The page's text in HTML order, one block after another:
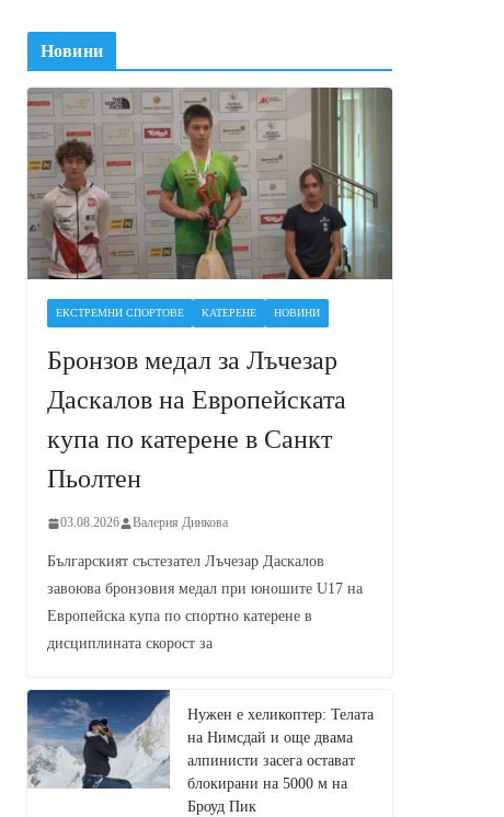
Новини
ЕКСТРЕМНИ СПОРТОВЕ КАТЕРЕНЕ НОВИНИ
Бронзов медал за Лъчезар
Даскалов на Европейската
купа по катерене в Санкт
Пьолтен
03.08.2026 Валерия Динкова
Българският състезател Лъчезар Даскалов
завоюва бронзовия медал при юношите U17 на
Европейска купа по спортно катерене в
дисциплината скорост за
Нужен е хеликоптер: Телата
на Нимсдай и още двама
алпинисти засега остават
блокирани на 5000 м на
Броуд Пик